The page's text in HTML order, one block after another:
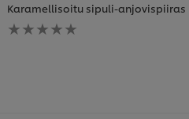
Karamellisoitu sipuli-anjovispiiras
Ei
arvioita